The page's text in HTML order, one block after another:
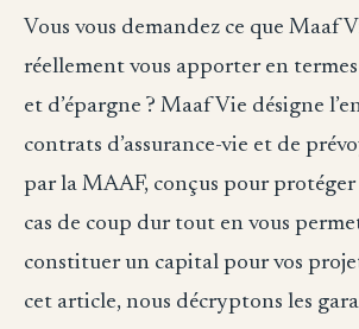
Vous vous demandez ce que Maaf
réellement vous apporter en
et d’épargne ? Maaf Vie désigne
contrats d’assurance-vie et de
par la MAAF, conçus pour protéger
cas de coup dur tout en vous
constituer un capital pour vos
cet article, nous décryptons les